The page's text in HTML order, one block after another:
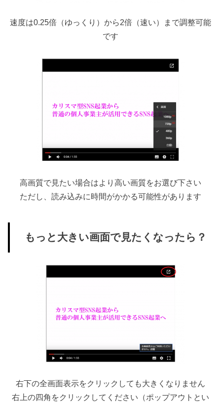
速度は0.25倍（ゆっくり）から2倍（速い）まで調整可能
です
高画質で見たい場合はより高い画質をお選び下さい
ただし、読み込みに時間がかかる可能性があります
もっと大きい画面で見たくなったら？
右下の全画面表示をクリックしても大きくなりません
右上の四角をクリックしてください（ポップアウトとい